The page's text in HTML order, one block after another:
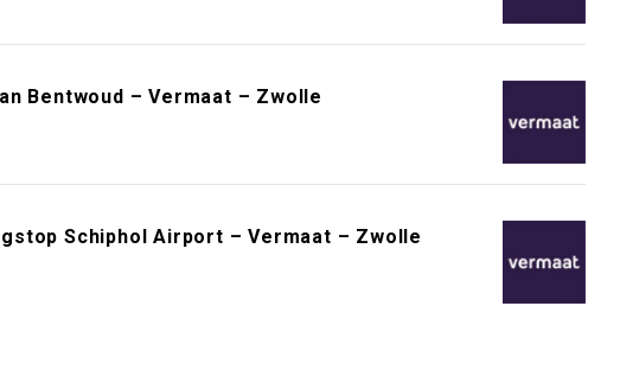
Bentwoud – Vermaat – Zwolle
Schiphol Airport – Vermaat – Zwolle